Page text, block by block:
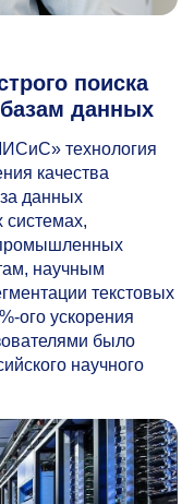
поиска
данных
технология
качества
данных
системах,
научным
текстовых
ого ускорения
было
научного